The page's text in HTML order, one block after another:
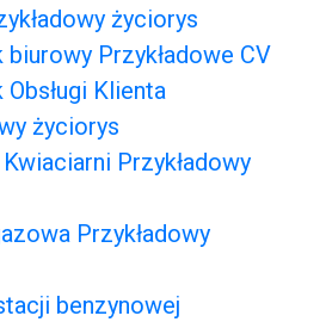
życiorys
biurowy Przykładowe CV
Klienta
życiorys
Przykładowy
Przykładowy
benzynowej